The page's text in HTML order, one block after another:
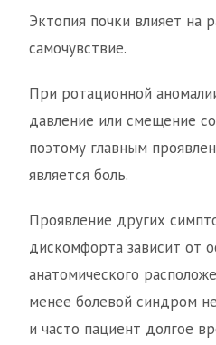
Эктопия почки влияет на
самочувствие.
При ротационной
давление или смещение
поэтому главным
является боль.
Проявление других
дискомфорта зависит от
анатомического
менее болевой синдром
и часто пациент долгое